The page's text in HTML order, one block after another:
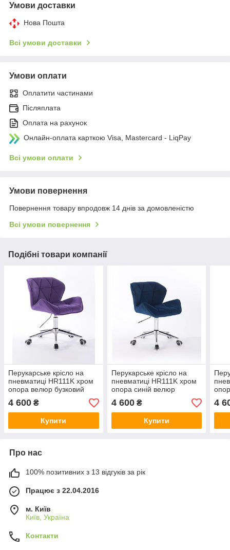
Умови доставки
Нова Пошта
Всі умови доставки
Умови оплати
Оплатити частинами
Післяплата
Оплата на рахунок
Онлайн-оплата карткою Visa, Mastercard - LiqPay
Всі умови оплати
Умови повернення
Повернення товару впродовж 14 днів за домовленістю
Всі умови повернення
Подібні товари компанії
Перукарське крісло на
пневматиці HR111K хром
опора велюр бузковий
4 600 ₴
Купити
Перукарське крісло на
пневматиці HR111K хром
опора синій велюр
4 600₴
Купити
4
Про нас
100% позитивних з 13 відгуків за рік
Працює з 22.04.2016
м. Київ
Київ, Україна
Контакти